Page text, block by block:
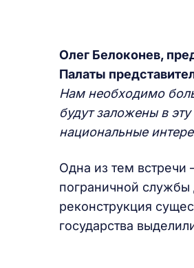
Олег Белоконев,
Палаты
Нам необходимо
будут заложены в
национальные
Одна из тем встречи
пограничной службы
реконструкция
государства